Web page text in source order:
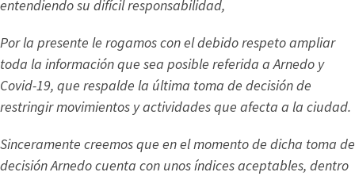
entendiendo su difícil responsabilidad,
Por la presente le rogamos con el debido respeto ampliar
toda la información que sea posible referida a Arnedo y
Covid-19, que respalde la última toma de decisión de
restringir movimientos y actividades que afecta a la ciudad.
Sinceramente creemos que en el momento de dicha toma de
decisión Arnedo cuenta con unos índices aceptables, dentro